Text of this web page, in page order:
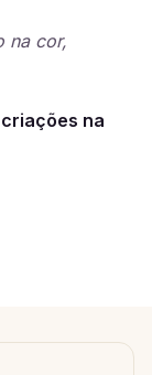
na cor,
na